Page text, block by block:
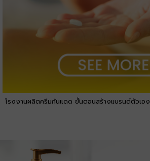
โรงงานผลิตครีมกันแดด ขั้นตอนสร้างแบรนด์ตัวเอง